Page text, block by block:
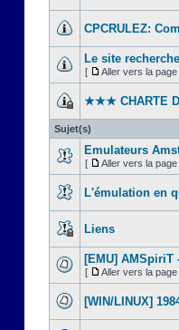
CPCRULEZ:
Le site
[ Aller vers la page
★★★ CHARTE
Sujet(s)
Emulateurs
[ Aller vers la page
L'émulation en
Liens
[EMU]
[ Aller vers la page
[WIN/LINUX]